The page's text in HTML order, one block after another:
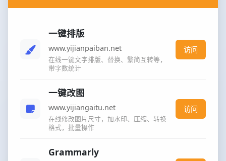
一键排版
www.yijianpaiban.net
在线一键文字排版、替换、繁简互转等，
带字数统计
访问
一键改图
www.yijiangaitu.net
在线修改图片尺寸，加水印、压缩、转换
格式，批量操作
访问
Grammarly